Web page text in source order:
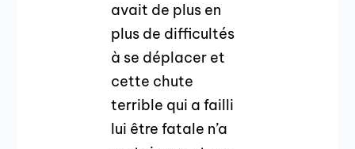
avait de plus en
plus de difficultés
à se déplacer et
cette chute
terrible qui a failli
lui être fatale n’a